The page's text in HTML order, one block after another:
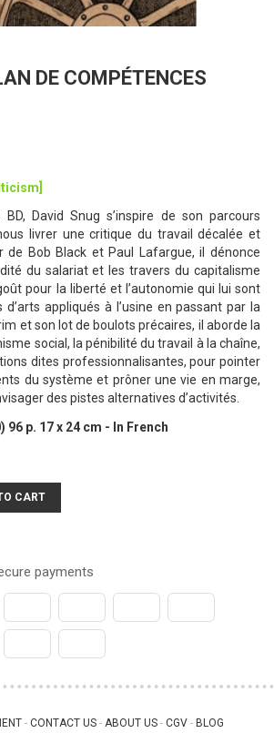
DE COMPÉTENCES
David Snug s’inspire de son parcours
livrer une critique du travail décalée et
de Bob Black et Paul Lafargue, il dénonce
du salariat et les travers du capitalisme
pour la liberté et l’autonomie qui lui sont
d’arts appliqués à l’usine en passant par la
et son lot de boulots précaires, il aborde la
social, la pénibilité du travail à la chaîne,
dites professionnalisantes, pour pointer
du système et prôner une vie en marge,
des pistes alternatives d’activités.
96 p. 17 x 24 cm - In French
CART
payments
- CONTACT US - ABOUT US - CGV - BLOG